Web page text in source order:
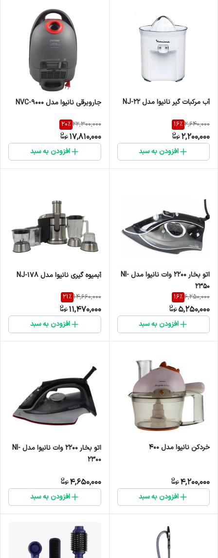
آب مرکبات گیر نانیوا مدل NJ-22
2,640,000
16%
2,200,000
افزودن به سبد
جاروبرقی نانیوا مدل NVC-9000
22,300,000
20%
17,810,000
افزودن به سبد
اتو بخار 2200 وات نانیوا مدل NI-
2350
6,250,000
16%
5,250,000
افزودن به سبد
آبمیوه گیری نانیوا مدل NJ-178
14,660,000
21%
11,470,000
افزودن به سبد
خردکن نانیوا مدل 400
4,200,000
افزودن به سبد
اتو بخار 2200 وات نانیوا مدل NI-
2300
4,650,000
افزودن به سبد